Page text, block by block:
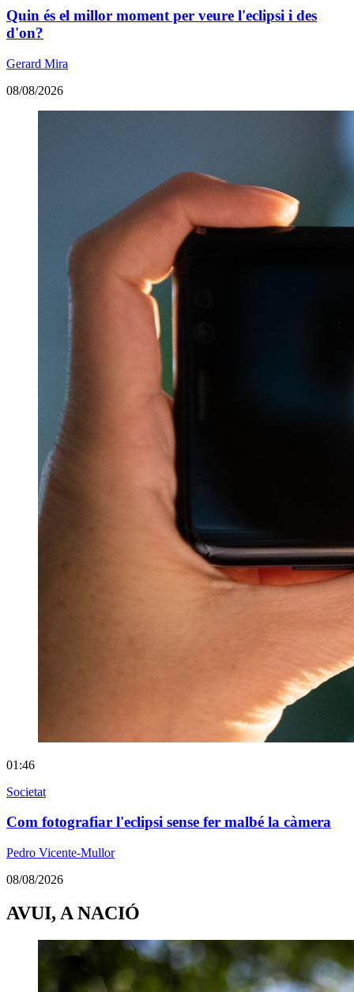
Quin és el millor moment per veure l'eclipsi i des
d'on?
Gerard Mira
08/08/2026
01:46
Societat
Com fotografiar l'eclipsi sense fer malbé la càmera
Pedro Vicente-Mullor
08/08/2026
AVUI, A NACIÓ